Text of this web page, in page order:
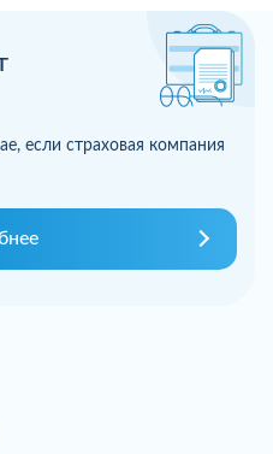
если страховая компания